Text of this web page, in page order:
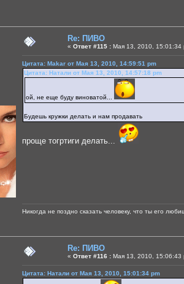
Re: ПИВО
« Ответ #115 : Мая 13, 2010, 15:01:34
Цитата: Makar от Мая 13, 2010, 14:59:51 pm
Цитата: Натали от Мая 13, 2010, 14:57:18 pm
ой, не еще буду виноватой...
Будешь кружки делать и нам продавать
проще тогртиги делать...
Никогда не поздно сказать человеку, что ты его
Re: ПИВО
« Ответ #116 : Мая 13, 2010, 15:06:43
Цитата: Натали от Мая 13, 2010, 15:01:34 pm